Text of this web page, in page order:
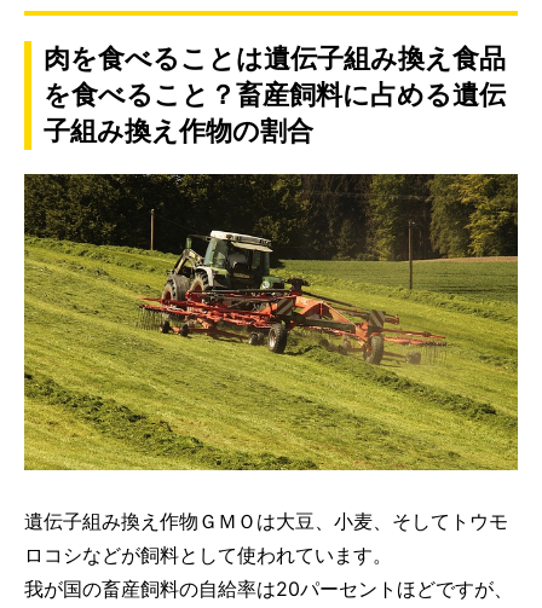
肉を食べることは遺伝子組み換え食品
を食べること？畜産飼料に占める遺伝
子組み換え作物の割合
遺伝子組み換え作物ＧＭＯは大豆、小麦、そしてトウモ
ロコシなどが飼料として使われています。
我が国の畜産飼料の自給率は20パーセントほどですが、